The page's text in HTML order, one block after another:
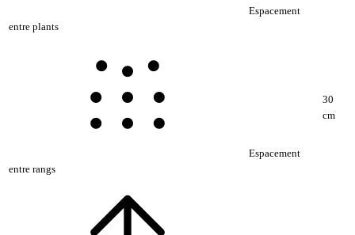
Espacement
entre plants
Espacement
entre rangs
30
cm